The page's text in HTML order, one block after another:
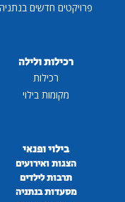
פרויקטים חדשים בנתניה
רכילות ולילה
רכילות
מקומות בילוי
בילוי ופנאי
הצגות ואירועים
תרבות לילדים
מסעדות בנתניה